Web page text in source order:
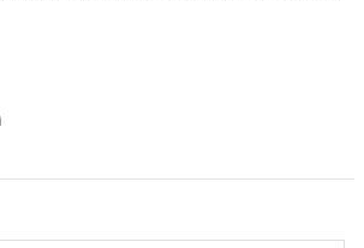
fishing,dunare
Shad
Crazy Carrot